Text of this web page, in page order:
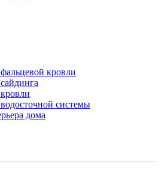
кровли
системы
дома